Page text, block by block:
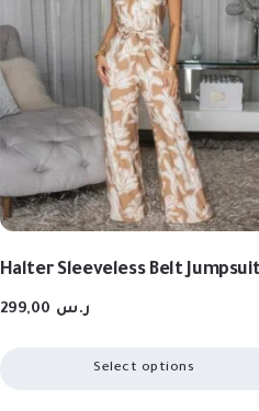
Halter Sleeveless Belt
ر.س
Select options